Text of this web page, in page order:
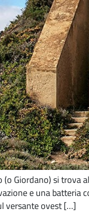
(o Giordano) si
e una batteria
versante ovest […]